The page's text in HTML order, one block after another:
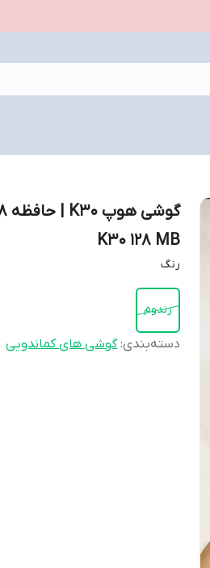
K30 128 MB
رنگ
رندوم
دسته‌بندی:گوشی های کماندویی